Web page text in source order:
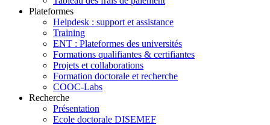
Plateformes
Helpdesk : support et assistance
Training
ENT : Plateformes des universités
Formations qualifiantes & certifiantes
Projets et collaborations
Formation doctorale et recherche
COOC-Labs
Recherche
Présentation
Ecole doctorale DISEMEF